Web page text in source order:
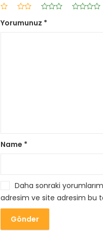
Yorumunuz *
Name *
Daha sonraki
adresim ve site adresim bu